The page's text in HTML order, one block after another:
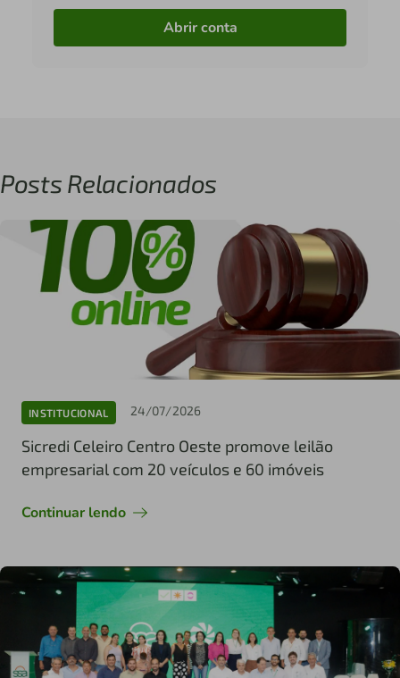
Abrir conta
Posts Relacionados
INSTITUCIONAL 24/07/2026
Sicredi Celeiro Centro Oeste promove leilão
empresarial com 20 veículos e 60 imóveis
Continuar lendo